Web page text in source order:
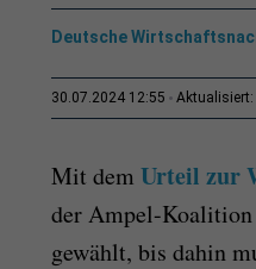
Deutsche
30.07.2024 12:55
Mit dem Urteil zur
der Ampel-Koalition
gewählt, bis dahin